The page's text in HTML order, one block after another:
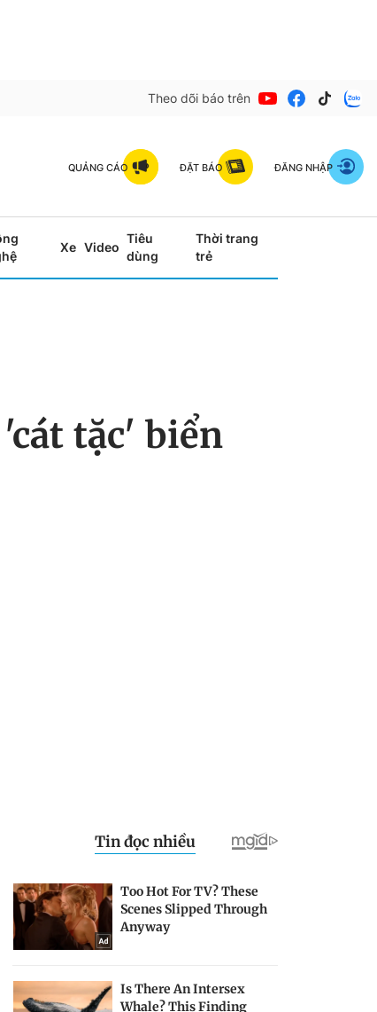
Theo dõi báo trên
QUẢNG CÁO ĐẶT BÁO ĐĂNG NHẬP
Xe Video
Tiêu
dùng
Thời trang
trẻ
tặc' biển